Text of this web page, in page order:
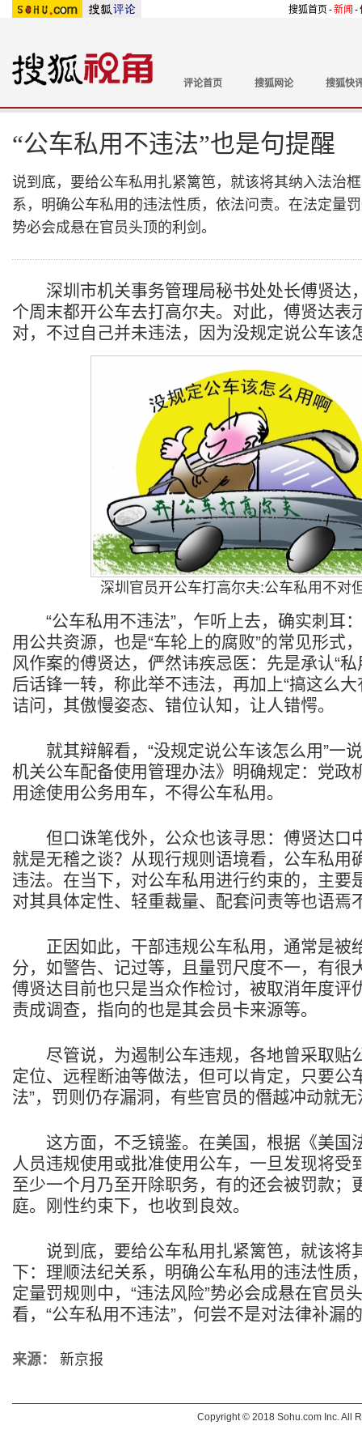
搜狐首页 -新闻 -
评论首页 搜狐网论 搜狐快
“公车私用不违法”也是句提醒
说到底，要给公车私用扎紧篱笆，就该将其纳入法治
系，明确公车私用的违法性质，依法问责。在法定量
势必会成悬在官员头顶的利剑。
深圳市机关事务管理局秘书处处长傅贤达
个周末都开公车去打高尔夫。对此，傅贤达表
对，不过自己并未违法，因为没规定说公车该
深圳官员开公车打高尔夫:公车私用不对
“公车私用不违法”，乍听上去，确实刺耳
用公共资源，也是“车轮上的腐败”的常见形式
风作案的傅贤达，俨然讳疾忌医：先是承认“私
后话锋一转，称此举不违法，再加上“搞这么大
诘问，其傲慢姿态、错位认知，让人错愕。
就其辩解看，“没规定说公车该怎么用”一
机关公车配备使用管理办法》明确规定：党政
用途使用公务用车，不得公车私用。
但口诛笔伐外，公众也该寻思：傅贤达口
就是无稽之谈？从现行规则语境看，公车私用
违法。在当下，对公车私用进行约束的，主要
对其具体定性、轻重裁量、配套问责等也语焉
正因如此，干部违规公车私用，通常是被
分，如警告、记过等，且量罚尺度不一，有很
傅贤达目前也只是当众作检讨，被取消年度评
责成调查，指向的也是其会员卡来源等。
尽管说，为遏制公车违规，各地曾采取贴
定位、远程断油等做法，但可以肯定，只要公
法”，罚则仍存漏洞，有些官员的僭越冲动就
这方面，不乏镜鉴。在美国，根据《美国
人员违规使用或批准使用公车，一旦发现将受
至少一个月乃至开除职务，有的还会被罚款；
庭。刚性约束下，也收到良效。
说到底，要给公车私用扎紧篱笆，就该将
下：理顺法纪关系，明确公车私用的违法性质
定量罚规则中，“违法风险”势必会成悬在官员
看，“公车私用不违法”，何尝不是对法律补漏
来源： 新京报
Copyright © 2018 Sohu.com Inc. All